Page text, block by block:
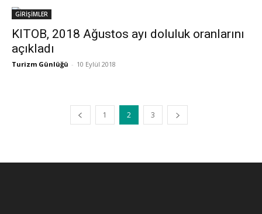
GİRİŞİMLER
KITOB, 2018 Ağustos ayı doluluk oranlarını
açıkladı
Turizm Günlüğü - 10 Eylül 2018
1 2 3